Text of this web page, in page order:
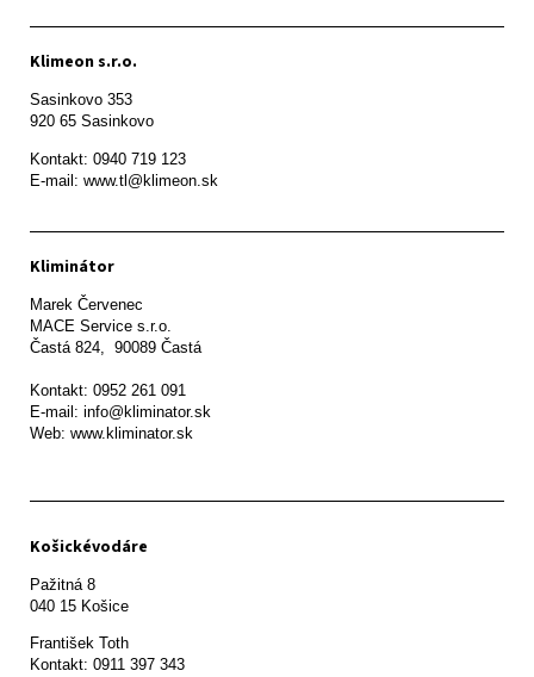
Klimeon s.r.o.
Sasinkovo 353
920 65 Sasinkovo
Kontakt: 0940 719 123
E-mail: www.tl@klimeon.sk
Kliminátor
Marek Červenec
MACE Service s.r.o.
Častá 824,  90089 Častá
Kontakt: 0952 261 091
E-mail: info@kliminator.sk
Web: www.kliminator.sk
Košickévodáre
Pažitná 8
František Toth
Kontakt: 0911 397 343